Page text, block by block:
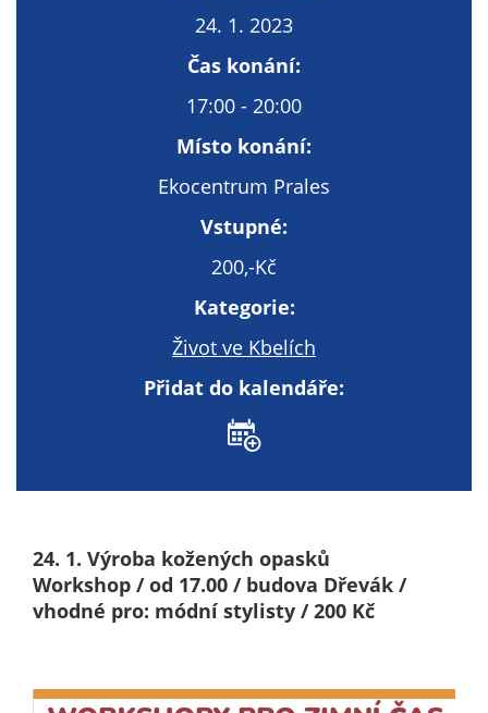
24. 1. 2023
Čas konání:
17:00 - 20:00
Místo konání:
Ekocentrum Prales
Vstupné:
200,-Kč
Kategorie:
Život ve Kbelích
Přidat do kalendáře:
24. 1. Výroba kožených opasků
Workshop / od 17.00 / budova Dřevák /
vhodné pro: módní stylisty / 200 Kč
Technické
Technické
cookies jsou
správné
fungování
webu a všech
Nepožadujeme
Váš souhlas s
technických
nemohou být
individuálně
deaktivovány